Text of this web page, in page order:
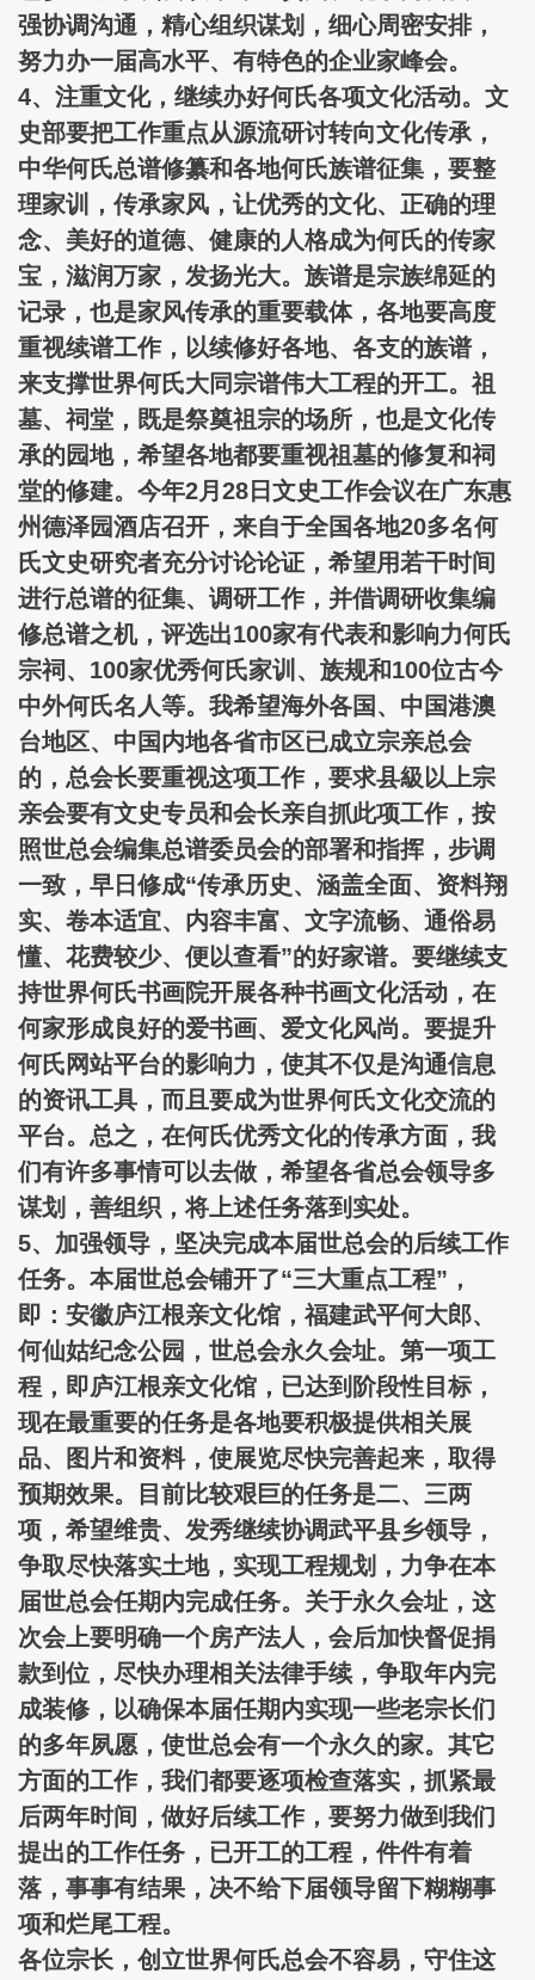
强协调沟通，精心组织谋划，细心周密安排，
努力办一届高水平、有特色的企业家峰会。
4、注重文化，继续办好何氏各项文化活动。文
史部要把工作重点从源流研讨转向文化传承，
中华何氏总谱修纂和各地何氏族谱征集，要整
理家训，传承家风，让优秀的文化、正确的理
念、美好的道德、健康的人格成为何氏的传家
宝，滋润万家，发扬光大。族谱是宗族绵延的
记录，也是家风传承的重要载体，各地要高度
重视续谱工作，以续修好各地、各支的族谱，
来支撑世界何氏大同宗谱伟大工程的开工。祖
墓、祠堂，既是祭奠祖宗的场所，也是文化传
承的园地，希望各地都要重视祖墓的修复和祠
堂的修建。今年2月28日文史工作会议在广东惠
州德泽园酒店召开，来自于全国各地20多名何
氏文史研究者充分讨论论证，希望用若干时间
进行总谱的征集、调研工作，并借调研收集编
修总谱之机，评选出100家有代表和影响力何氏
宗祠、100家优秀何氏家训、族规和100位古今
中外何氏名人等。我希望海外各国、中国港澳
台地区、中国内地各省市区已成立宗亲总会
的，总会长要重视这项工作，要求县級以上宗
亲会要有文史专员和会长亲自抓此项工作，按
照世总会编集总谱委员会的部署和指挥，步调
一致，早日修成“传承历史、涵盖全面、资料翔
实、卷本适宜、内容丰富、文字流畅、通俗易
懂、花费较少、便以查看”的好家谱。要继续支
持世界何氏书画院开展各种书画文化活动，在
何家形成良好的爱书画、爱文化风尚。要提升
何氏网站平台的影响力，使其不仅是沟通信息
的资讯工具，而且要成为世界何氏文化交流的
平台。总之，在何氏优秀文化的传承方面，我
们有许多事情可以去做，希望各省总会领导多
谋划，善组织，将上述任务落到实处。
5、加强领导，坚决完成本届世总会的后续工作
任务。本届世总会铺开了“三大重点工程”，
即：安徽庐江根亲文化馆，福建武平何大郎、
何仙姑纪念公园，世总会永久会址。第一项工
程，即庐江根亲文化馆，已达到阶段性目标，
现在最重要的任务是各地要积极提供相关展
品、图片和资料，使展览尽快完善起来，取得
预期效果。目前比较艰巨的任务是二、三两
项，希望维贵、发秀继续协调武平县乡领导，
争取尽快落实土地，实现工程规划，力争在本
届世总会任期内完成任务。关于永久会址，这
次会上要明确一个房产法人，会后加快督促捐
款到位，尽快办理相关法律手续，争取年内完
成装修，以确保本届任期内实现一些老宗长们
的多年夙愿，使世总会有一个永久的家。其它
方面的工作，我们都要逐项检查落实，抓紧最
后两年时间，做好后续工作，要努力做到我们
提出的工作任务，已开工的工程，件件有着
落，事事有结果，决不给下届领导留下糊糊事
项和烂尾工程。
各位宗长，创立世界何氏总会不容易，守住这